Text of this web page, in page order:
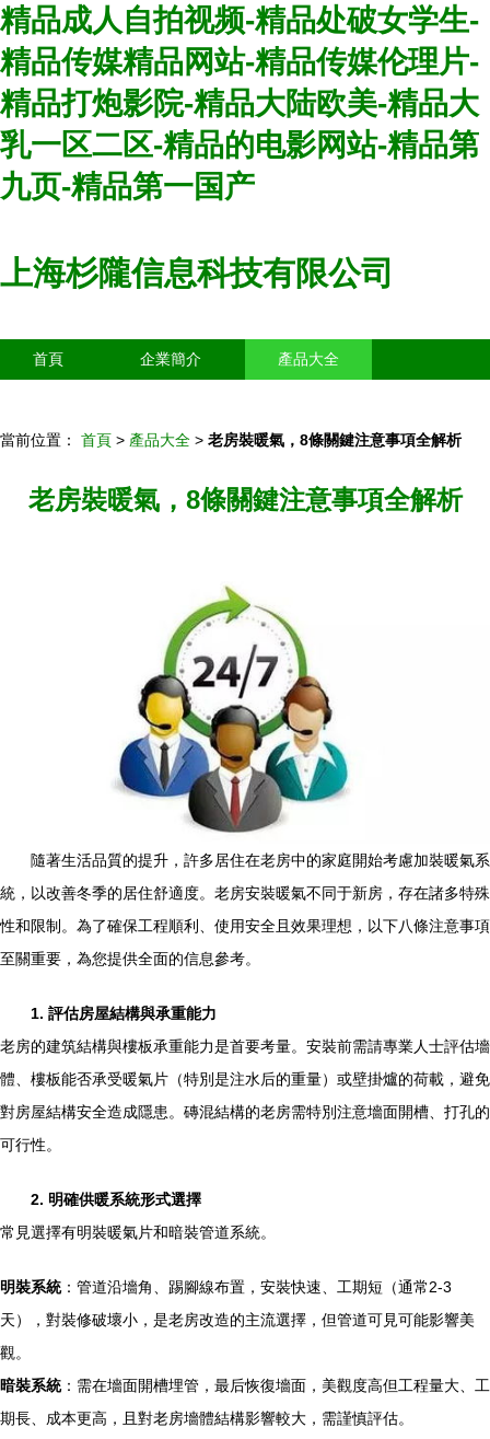
精品成人自拍视频-精品处破女学生-
精品传媒精品网站-精品传媒伦理片-
精品打炮影院-精品大陆欧美-精品大
乳一区二区-精品的电影网站-精品第
九页-精品第一国产
上海杉隴信息科技有限公司
首頁 企業簡介 產品大全
當前位置： 首頁 > 產品大全 > 老房裝暖氣，8條關鍵注意事項全解析
老房裝暖氣，8條關鍵注意事項全解析
隨著生活品質的提升，許多居住在老房中的家庭開始考慮加裝暖氣系
統，以改善冬季的居住舒適度。老房安裝暖氣不同于新房，存在諸多特殊
性和限制。為了確保工程順利、使用安全且效果理想，以下八條注意事項
至關重要，為您提供全面的信息參考。
1. 評估房屋結構與承重能力
老房的建筑結構與樓板承重能力是首要考量。安裝前需請專業人士評估墻
體、樓板能否承受暖氣片（特別是注水后的重量）或壁掛爐的荷載，避免
對房屋結構安全造成隱患。磚混結構的老房需特別注意墻面開槽、打孔的
可行性。
2. 明確供暖系統形式選擇
常見選擇有明裝暖氣片和暗裝管道系統。
明裝系統：管道沿墻角、踢腳線布置，安裝快速、工期短（通常2-3
天），對裝修破壞小，是老房改造的主流選擇，但管道可見可能影響美
觀。
暗裝系統：需在墻面開槽埋管，最后恢復墻面，美觀度高但工程量大、工
期長、成本更高，且對老房墻體結構影響較大，需謹慎評估。